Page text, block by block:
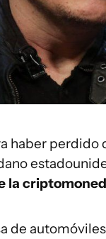
haber
la
de